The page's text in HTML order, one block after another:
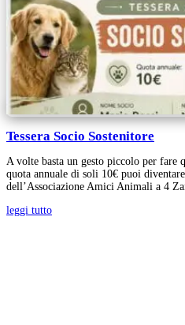
Tessera Socio Sostenitore
A volte basta un gesto piccolo per fare
quota annuale di soli 10€ puoi
dell’Associazione Amici Animali a 4
leggi tutto